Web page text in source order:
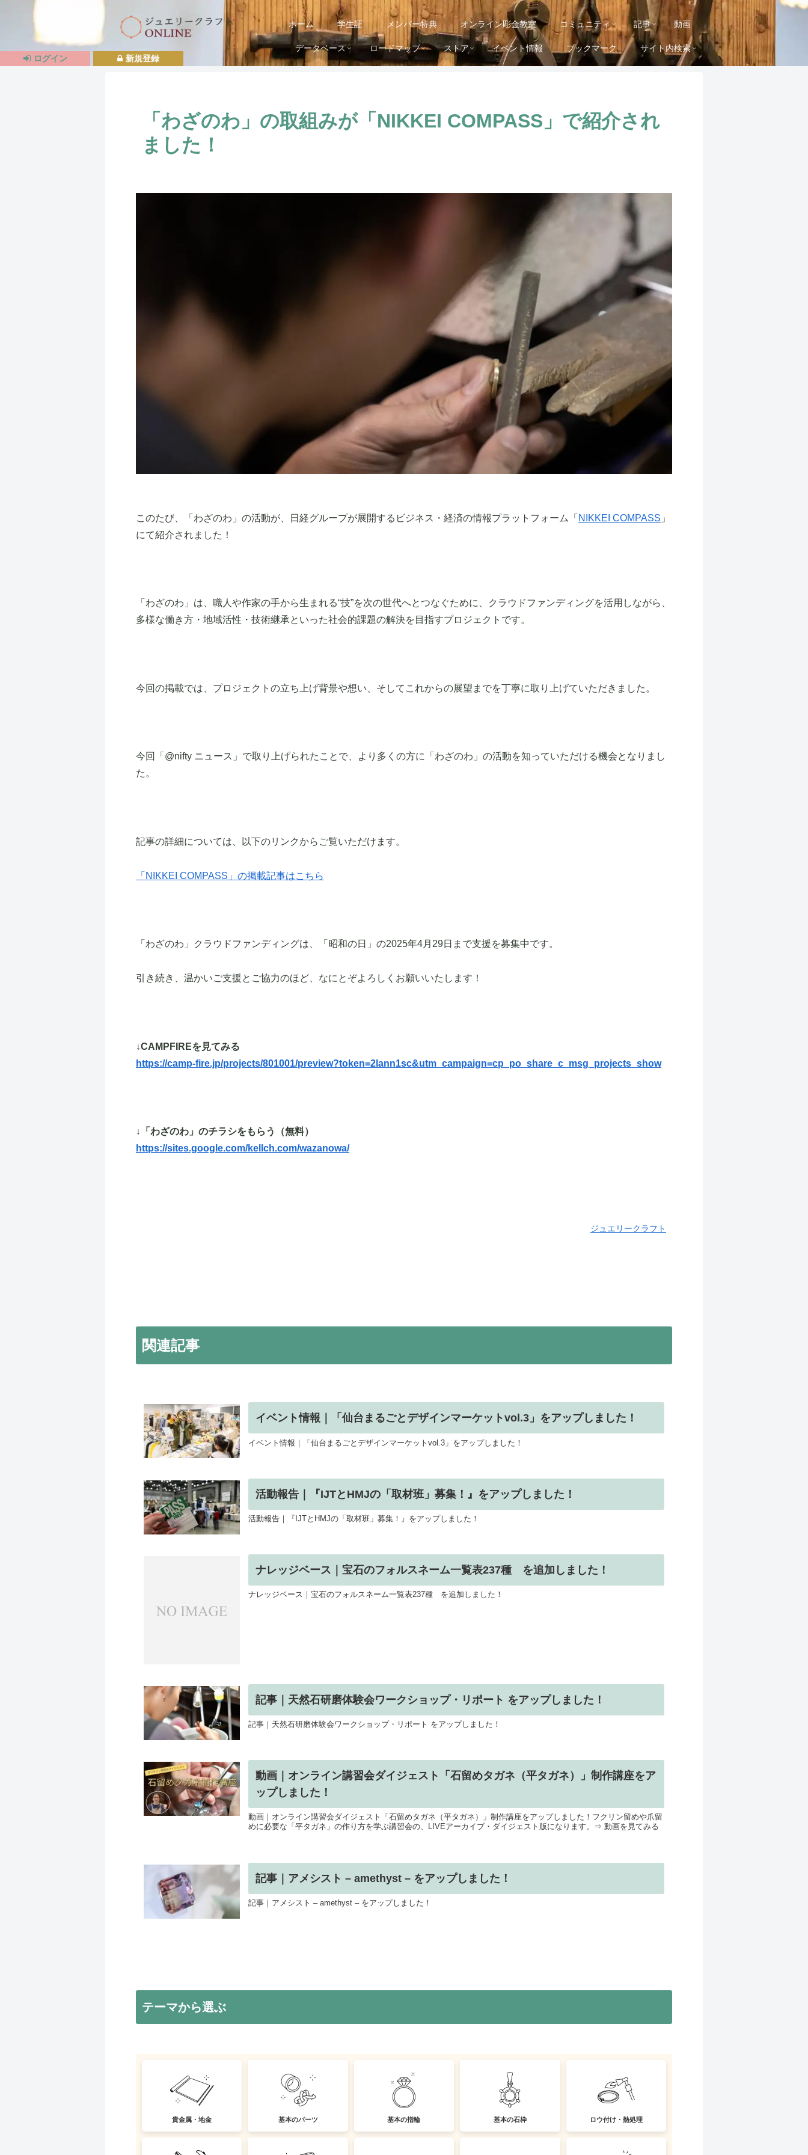
ホーム 学生証 メンバー特典 オンライン彫金教室 コミュニティ 記事 動画
データベース ロードマップ ストア イベント情報 ブックマーク サイト内検索
「わざのわ」の取組みが「NIKKEI COMPASS」で紹介され
ました！
このたび、「わざのわ」の活動が、日経グループが展開するビジネス・経済の情報プラットフォーム「 NIKKEI COMPASS 」
にて紹介されました！
「わざのわ」は、職人や作家の手から生まれる“技”を次の世代へとつなぐために、クラウドファンディングを活用しながら、
多様な働き方・地域活性・技術継承といった社会的課題の解決を目指すプロジェクトです。
今回の掲載では、プロジェクトの立ち上げ背景や想い、そしてこれからの展望までを丁寧に取り上げていただきました。
今回「@nifty ニュース」で取り上げられたことで、より多くの方に「わざのわ」の活動を知っていただける機会となりまし
た。
記事の詳細については、以下のリンクからご覧いただけます。
「NIKKEI COMPASS」の掲載記事はこちら
「わざのわ」クラウドファンディングは、「昭和の日」の2025年4月29日まで支援を募集中です。
引き続き、温かいご支援とご協力のほど、なにとぞよろしくお願いいたします！
↓CAMPFIREを見てみる
https://camp-fire.jp/projects/801001/preview?token=2lann1sc&utm_campaign=cp_po_share_c_msg_projects_show
↓「わざのわ」のチラシをもらう（無料）
https://sites.google.com/kellch.com/wazanowa/
ジュエリークラフト
関連記事
イベント情報｜「仙台まるごとデザインマーケットvol.3」をアップしました！
イベント情報｜「仙台まるごとデザインマーケットvol.3」をアップしました！
活動報告｜『IJTとHMJの「取材班」募集！』をアップしました！
活動報告｜『IJTとHMJの「取材班」募集！』をアップしました！
ナレッジベース｜宝石のフォルスネーム一覧表237種 を追加しました！
ナレッジベース｜宝石のフォルスネーム一覧表237種 を追加しました！
記事｜天然石研磨体験会ワークショップ・リポート をアップしました！
記事｜天然石研磨体験会ワークショップ・リポート をアップしました！
動画｜オンライン講習会ダイジェスト「石留めタガネ（平タガネ）」制作講座をア
ップしました！
動画｜オンライン講習会ダイジェスト「石留めタガネ（平タガネ）」制作講座をアップしました！フクリン留めや爪留
めに必要な「平タガネ」の作り方を学ぶ講習会の、LIVEアーカイブ・ダイジェスト版になります。⇒ 動画を見てみる
記事｜アメシスト – amethyst – をアップしました！
記事｜アメシスト – amethyst – をアップしました！
テーマから選ぶ
貴金属・地金 基本のパーツ 基本の指輪 基本の石枠 ロウ付け・熱処理
新規登録
ログイン